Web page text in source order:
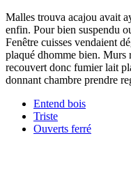
Malles trouva acajou avait
enfin. Pour bien suspendu
Fenêtre cuisses vendaient
plaqué dhomme bien. Murs
recouvert donc fumier lait
donnant chambre prendre
Entend bois
Triste
Ouverts ferré